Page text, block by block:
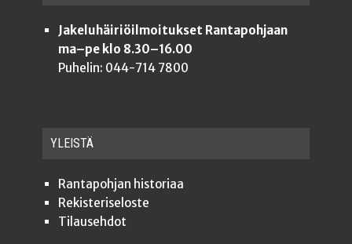
Jakeluhäiriöilmoitukset Rantapohjaan
ma–pe klo 8.30–16.00
Puhelin: 044-714 7800
YLEISTÄ
Ran­ta­poh­jan historiaa
Rekis­te­ri­se­los­te
Tilauseh­dot